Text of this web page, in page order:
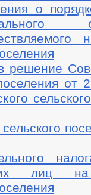
о
решение
от
лиц на